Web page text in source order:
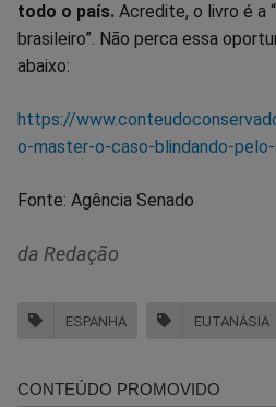
todo o país. Acredite, o livro é a
brasileiro”. Não perca essa
abaixo:
https://
o-master-o-caso-blindando-
Fonte: Agência Senado
da Redação
ESPANHA EUTANÁSIA